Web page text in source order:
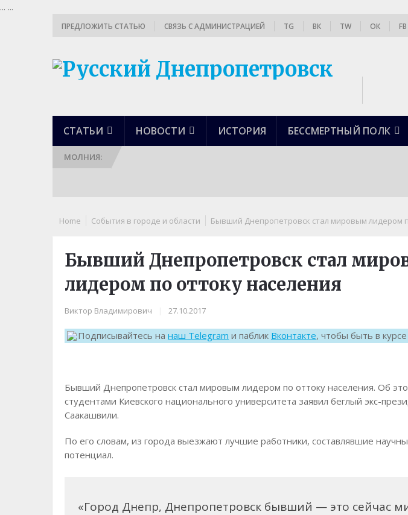
... ...
ПРЕДЛОЖИТЬ СТАТЬЮ СВЯЗЬ С АДМИНИСТРАЦИЕЙ TG ВК TW ОК FB
СТАТЬИ НОВОСТИ ИСТОРИЯ БЕССМЕРТНЫЙ ПОЛК
МОЛНИЯ:
Home События в городе и области Бывший Днепропетровск стал мировым лидером
Бывший Днепропетровск стал
лидером по оттоку населения
Виктор Владимирович 27.10.2017
Подписывайтесь на наш Telegram и паблик Вконтакте, чтобы быть в
Бывший Днепропетровск стал мировым лидером по оттоку населения. Об
студентами Киевского национального университета заявил беглый экс-
Саакашвили.
По его словам, из города выезжают лучшие работники, составлявшие
потенциал.
«Город Днепр, Днепропетровск бывший — это сейчас